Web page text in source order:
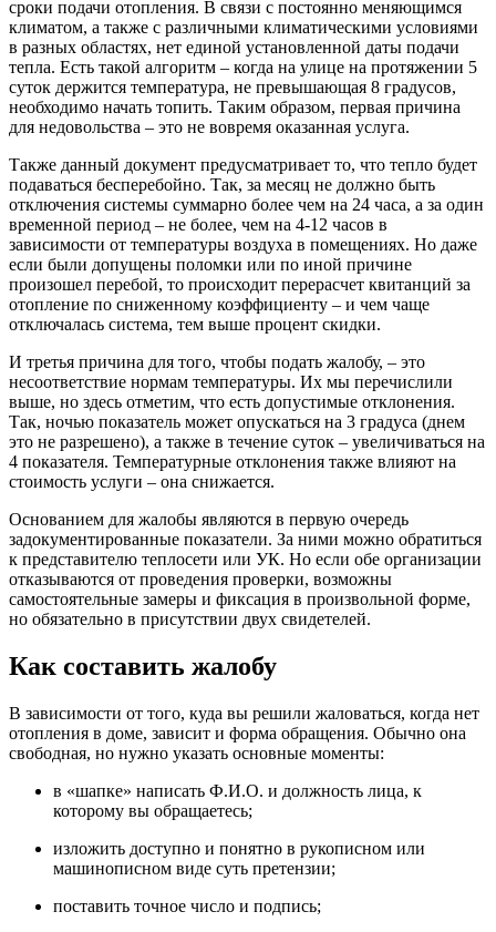
сроки подачи отопления. В связи с постоянно меняющимся
климатом, а также с различными климатическими условиями
в разных областях, нет единой установленной даты подачи
тепла. Есть такой алгоритм – когда на улице на протяжении 5
суток держится температура, не превышающая 8 градусов,
необходимо начать топить. Таким образом, первая причина
для недовольства – это не вовремя оказанная услуга.
Также данный документ предусматривает то, что тепло будет
подаваться бесперебойно. Так, за месяц не должно быть
отключения системы суммарно более чем на 24 часа, а за один
временной период – не более, чем на 4-12 часов в
зависимости от температуры воздуха в помещениях. Но даже
если были допущены поломки или по иной причине
произошел перебой, то происходит перерасчет квитанций за
отопление по сниженному коэффициенту – и чем чаще
отключалась система, тем выше процент скидки.
И третья причина для того, чтобы подать жалобу, – это
несоответствие нормам температуры. Их мы перечислили
выше, но здесь отметим, что есть допустимые отклонения.
Так, ночью показатель может опускаться на 3 градуса (днем
это не разрешено), а также в течение суток – увеличиваться на
4 показателя. Температурные отклонения также влияют на
стоимость услуги – она снижается.
Основанием для жалобы являются в первую очередь
задокументированные показатели. За ними можно обратиться
к представителю теплосети или УК. Но если обе организации
отказываются от проведения проверки, возможны
самостоятельные замеры и фиксация в произвольной форме,
но обязательно в присутствии двух свидетелей.
Как составить жалобу
В зависимости от того, куда вы решили жаловаться, когда нет
отопления в доме, зависит и форма обращения. Обычно она
свободная, но нужно указать основные моменты:
в «шапке» написать Ф.И.О. и должность лица, к
которому вы обращаетесь;
изложить доступно и понятно в рукописном или
машинописном виде суть претензии;
поставить точное число и подпись;